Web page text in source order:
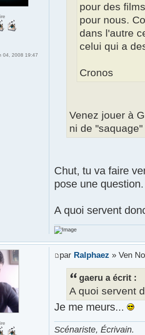
pour des
pour nous.
dans l'autre
celui qui a
Cronos
Venez jouer à
ni de
Chut, tu va faire
pose une question.
A quoi servent
04, 2008 19:47
par Ralphaez » Ven
gaeru a écrit :
A quoi servent
Je me meurs...
Scénariste, Écrivain.